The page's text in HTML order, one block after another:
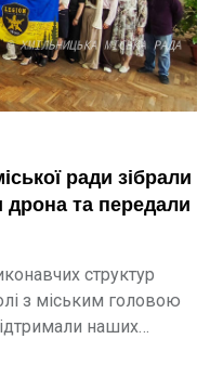
ради зібрали
та передали
структур
з міським головою
наших